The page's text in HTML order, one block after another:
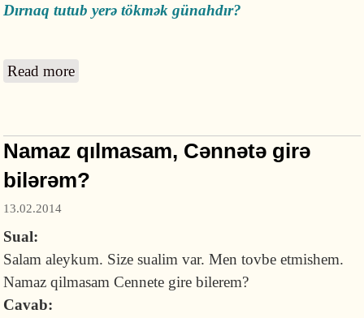
Dırnaq tutub yerə tökmək günahdır?
Read more
Namaz qılmasam, Cənnətə girə
bilərəm?
13.02.2014
Sual:
Salam aleykum. Size sualim var. Men tovbe etmishem.
Namaz qilmasam Cennete gire bilerem?
Cavab: